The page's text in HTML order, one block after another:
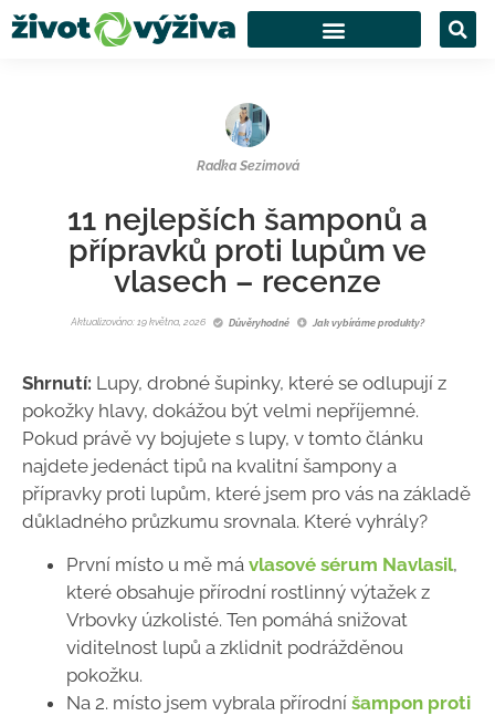
Radka Sezimová
11 nejlepších šamponů a
přípravků proti lupům ve
vlasech – recenze
Aktualizováno: 19 května, 2026 Důvěryhodné Jak vybíráme produkty?
Shrnutí: Lupy, drobné šupinky, které se odlupují z
pokožky hlavy, dokážou být velmi nepříjemné.
Pokud právě vy bojujete s lupy, v tomto článku
najdete jedenáct tipů na kvalitní šampony a
přípravky proti lupům, které jsem pro vás na základě
důkladného průzkumu srovnala. Které vyhrály?
První místo u mě má vlasové sérum Navlasil,
které obsahuje přírodní rostlinný výtažek z
Vrbovky úzkolisté. Ten pomáhá snižovat
viditelnost lupů a zklidnit podrážděnou
pokožku.
Na 2. místo jsem vybrala přírodní šampon proti